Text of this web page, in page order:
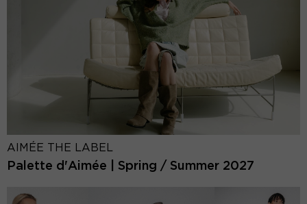
AIMÉE THE LABEL
Palette d'Aimée | Spring / Summer 2027